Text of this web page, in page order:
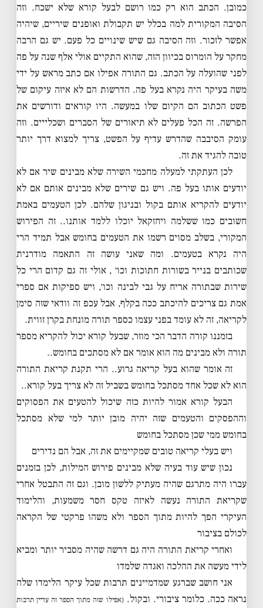
כמובן. הכתב הוא רק כמו רושם לבעל קורא שלא ישכח. וזה
הסיבה המקורית למה בכלל יש תקבולת ואופנים שיריים, שיהיה
אפשר לזכור. וזה הסיבה גם שיש שינויים כל פעם. יש גם הרבה
מחקר על הומרוס בכיוון הזה, שהוא התקיים אולי אלף שנה על פה
לפני שהועלה על הכתב. גם התורה אפילו אם כתב מראש על ידי
משה בעיקר היה נקרא בעל פה. הדרשות הם לא איזה עיקום של
פשט הכתוב הם הקיום שלו במעשה. היו קוראים ודורשים את
הפרשה. זה הכל פעלים לא תיאורים של הסברים ושכלייים. וזה
עומק הסיבבה שהדרש עדיף על הפשט, צריך למצוא דרך יותר
טובה להגיד את זה.
לכן העתקתי למעלה מחכמי השירה שלא מבינים שיר אם לא
יודעים אותו בעל פה. ויש גם שירים שלא מבינים אותם אם לא
יודעים להקריא אותם בקול ובניגון שלהם. לכן הטעמים באמת
חשובים כמו ששלמה ויחזקאל יוכלו ללמד אותנו.. זה הפירוש
המקורי, בשלב מסוים רשמו את הטעמים בחומש אבל תמיד הרי
היה נקרא בטעמים. ומה שאני עושה זה התאמה מודרנית
שכותבים בנייר בשורות חתוכות וכו׳ , אולי זה גם קדום הרי כל
שירות שבתורה אריח על גבי לבינה וכו׳, ויש ספיקות אם ספרי
אמת גם צריכים להיכתב ככה בקלף, אבל עכפ זה וודאי שזה סימן
לקריאה, זה לא עומד בפני עצמו כספר תורה מונחת בקרן זווית.
בזמננו קורה הדבר הכי מוזר, שבעל קורא יכול להקריא מספר
תורה ולא מבינים מה הוא אומר אם לא מסתכים בחומש..
זה אומר שהוא בעל קריאה גרוע.. הרי תקנת קריאת התורה
הוא לא שכל אחד מסתכל בחומש בשביל זה לא צריך בעל קורא..
הבעל קורא אמור להיות כזה שיכול להטעים את הפסוקים
וההפסקים והטעמים שזה יהיה מובן יותר למי שלא מסתכל
בחומש ממי שכן מסתכל בחומש
ויש בעלי קריאה טובים שמקיימים את זה, אבל הם נדירים
נכון שיש עוד בעיה שלא מבינים פירוש המילות, לכן בזמנים
עברו היה מתרגם שהיה מעתיק ללשון מובן. וגם זה התבטל אחרי
שקריאת התורה נעשה לאיזה טקס חסר משמעות, והלימוד
העיקרי הפך להיות מתוך הספר ולא משהו פרקטי של הקראה
לכולם בציבור
ואחרי קריאת התורה היה גם דרשה שהיה מסביר יותר ומביא
לידי מעשה את ההלכה ואגדה שלמדו
אני חושב שברגע שמדמיינים תרבות שכל עיקר הלימדו שלה
נראה ככה. כלומר ציבורי. ובקול.(אפילו שזה מתוך הספר זה עדיין תרבות